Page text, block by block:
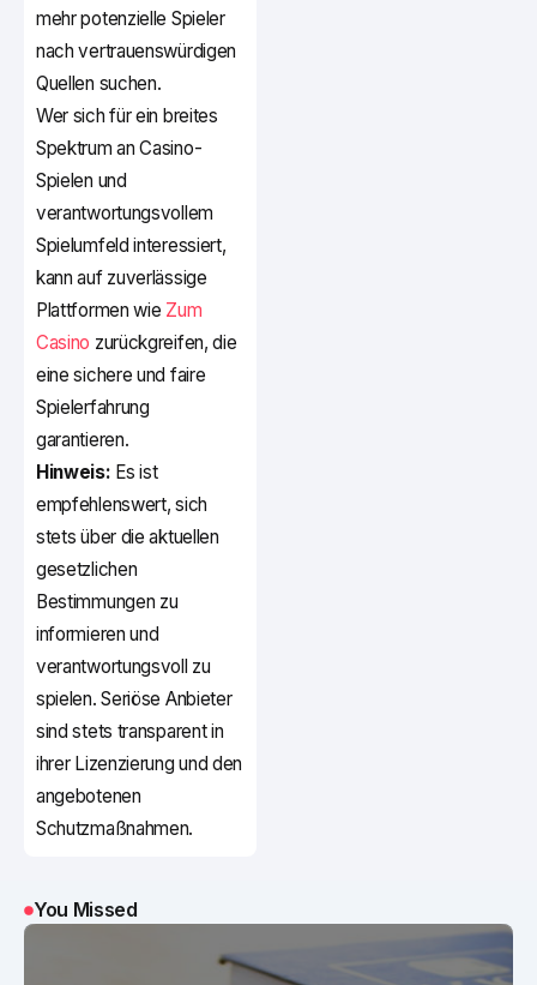
mehr potenzielle Spieler
nach vertrauenswürdigen
Quellen suchen.
Wer sich für ein breites
Spektrum an Casino-
Spielen und
verantwortungsvollem
Spielumfeld interessiert,
kann auf zuverlässige
Plattformen wie Zum
Casino zurückgreifen, die
eine sichere und faire
Spielerfahrung
garantieren.
Hinweis: Es ist
empfehlenswert, sich
stets über die aktuellen
gesetzlichen
Bestimmungen zu
informieren und
verantwortungsvoll zu
spielen. Seriöse Anbieter
sind stets transparent in
ihrer Lizenzierung und den
angebotenen
Schutzmaßnahmen.
You Missed